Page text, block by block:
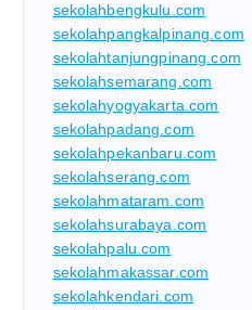
sekolahbengkulu.com
sekolahpangkalpinang.com
sekolahtanjungpinang.com
sekolahsemarang.com
sekolahyogyakarta.com
sekolahpadang.com
sekolahpekanbaru.com
sekolahserang.com
sekolahmataram.com
sekolahsurabaya.com
sekolahpalu.com
sekolahmakassar.com
sekolahkendari.com